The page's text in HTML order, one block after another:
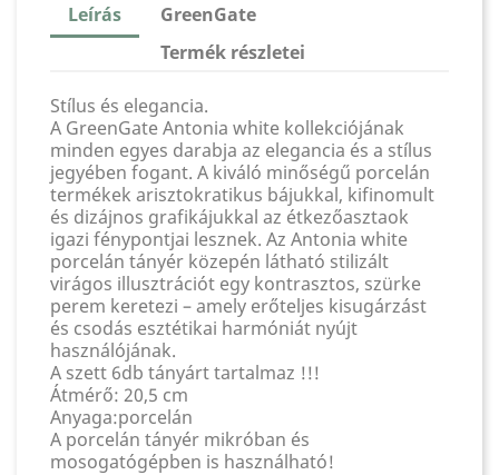
Leírás
GreenGate
Termék részletei
Stílus és elegancia.
A GreenGate Antonia white kollekciójának
minden egyes darabja az elegancia és a stílus
jegyében fogant. A kiváló minőségű porcelán
termékek arisztokratikus bájukkal, kifinomult
és dizájnos grafikájukkal az étkezőasztaok
igazi fénypontjai lesznek. Az Antonia white
porcelán tányér közepén látható stilizált
virágos illusztrációt egy kontrasztos, szürke
perem keretezi – amely erőteljes kisugárzást
és csodás esztétikai harmóniát nyújt
használójának.
A szett 6db tányárt tartalmaz !!!
Átmérő: 20,5 cm
Anyaga:porcelán
A porcelán tányér mikróban és
mosogatógépben is használható!